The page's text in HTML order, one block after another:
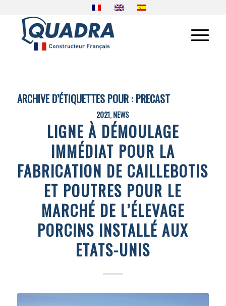
ARCHIVE D’ÉTIQUETTES POUR : PRECAST
2021,NEWS
LIGNE À DÉMOULAGE
IMMÉDIAT POUR LA
FABRICATION DE CAILLEBOTIS
ET POUTRES POUR LE
MARCHÉ DE L’ÉLEVAGE
PORCINS INSTALLÉ AUX
ETATS-UNIS